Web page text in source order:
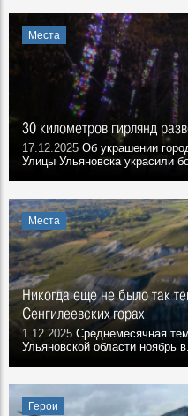
Места
30 километров гирлянд
17.12.2025 Об украшении
Улицы Ульяновска украсили
Места
Никогда еще не было так
Сенгилеевских горах
1.12.2025 Среднемесячная
Ульяновской области ноябрь
Герои